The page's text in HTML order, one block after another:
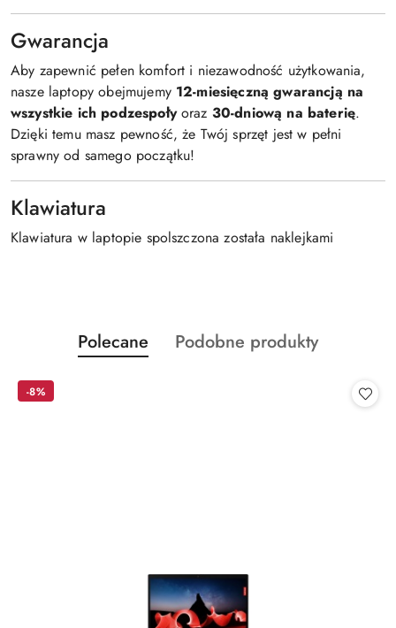
Gwarancja
Aby zapewnić pełen komfort i niezawodność użytkowania,
nasze laptopy obejmujemy 12-miesięczną gwarancją na
wszystkie ich podzespoły oraz 30-dniową na baterię.
Dzięki temu masz pewność, że Twój sprzęt jest w pełni
sprawny od samego początku!
Klawiatura
Klawiatura w laptopie spolszczona została naklejkami
Pomiń karuzelę produktów
Produkty
o
Polecane
Produkty
Podobne produkty
-8%